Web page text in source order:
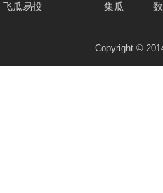
飞瓜易投 集瓜
Copyright ©